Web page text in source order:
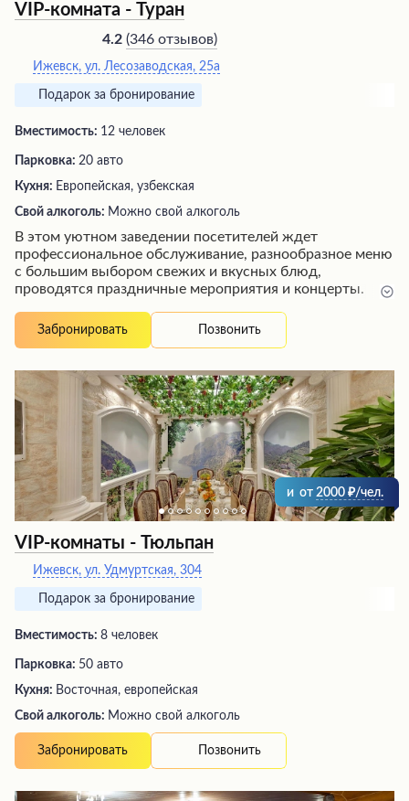
VIP-комната - Туран
4.2 (346 отзывов)
Ижевск, ул. Лесозаводская, 25а
Подарок за бронирование
Вместимость: 12 человек
Парковка: 20 авто
Кухня: Европейская, узбекская
Свой алкоголь: Можно свой алкоголь
В этом уютном заведении посетителей ждет
профессиональное обслуживание, разнообразное меню
с большим выбором свежих и вкусных блюд,
проводятся праздничные мероприятия и концерты.
атмосфере гости смогут не только насладиться
изысканной кухней, но и провести время в комфортной
поощряющая постоянных клиентов, а быстрое
обслуживание позволяет посетить заведение даже в
обеденный перерыв и отведать горячие блюда по
привлекательным ценам.
Забронировать Позвонить
и от 2000 /чел.
VIP-комнаты - Тюльпан
Ижевск, ул. Удмуртская, 304
Подарок за бронирование
Вместимость: 8 человек
Парковка: 50 авто
Кухня: Восточная, европейская
Свой алкоголь: Можно свой алкоголь
Забронировать Позвонить